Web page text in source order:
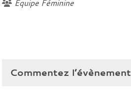
Equipe Féminine
Commentez l’évènement